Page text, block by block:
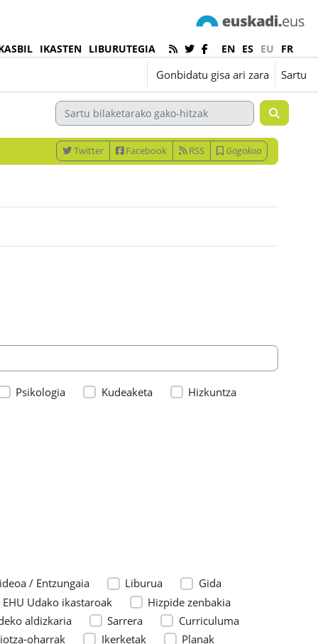
IKASTEN LIBURUTEGIA EN ES EU
FR
Gonbidatu gisa ari zara Sartu
Twitter Facebook RSS Gogokoa
Psikologia Kudeaketa
Hizkuntza
/ Entzungaia Liburua
Gida
EHU Udako ikastaroak
Hizpide zenbakia
aldizkaria Sarrera
Curriculuma
oharrak Ikerketak
Planak